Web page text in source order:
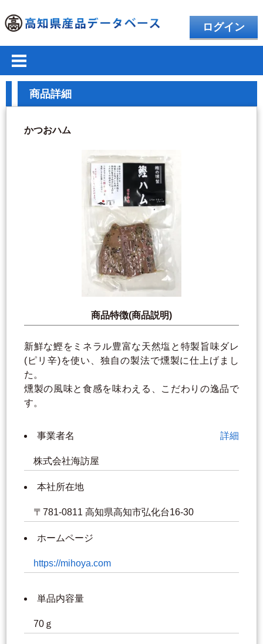
ログイン
商品詳細
かつおハム
商品特徴(商品説明)
新鮮な鰹をミネラル豊富な天然塩と特製旨味ダレ
(ピリ辛)を使い、独自の製法で燻製に仕上げまし
た。
燻製の風味と食感を味わえる、こだわりの逸品で
す。
事業者名 詳細
株式会社海訪屋
本社所在地
〒781-0811 高知県高知市弘化台16-30
ホームページ
https://mihoya.com
単品内容量
70ｇ